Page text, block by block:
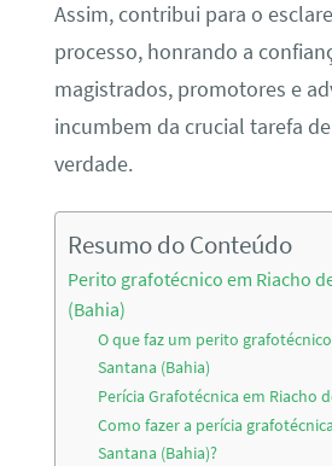
Assim, contribui para o
processo, honrando a
magistrados, promotores e
incumbem da crucial tarefa
verdade.
Resumo do Conteúdo
Perito grafotécnico em Riacho
(Bahia)
O que faz um perito
Santana (Bahia)
Perícia Grafotécnica em Riacho
Como fazer a perícia
Santana (Bahia)?